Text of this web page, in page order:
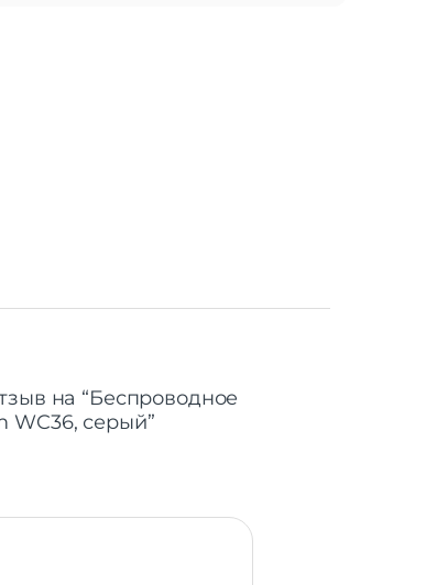
на “Беспроводное
WC36, серый”